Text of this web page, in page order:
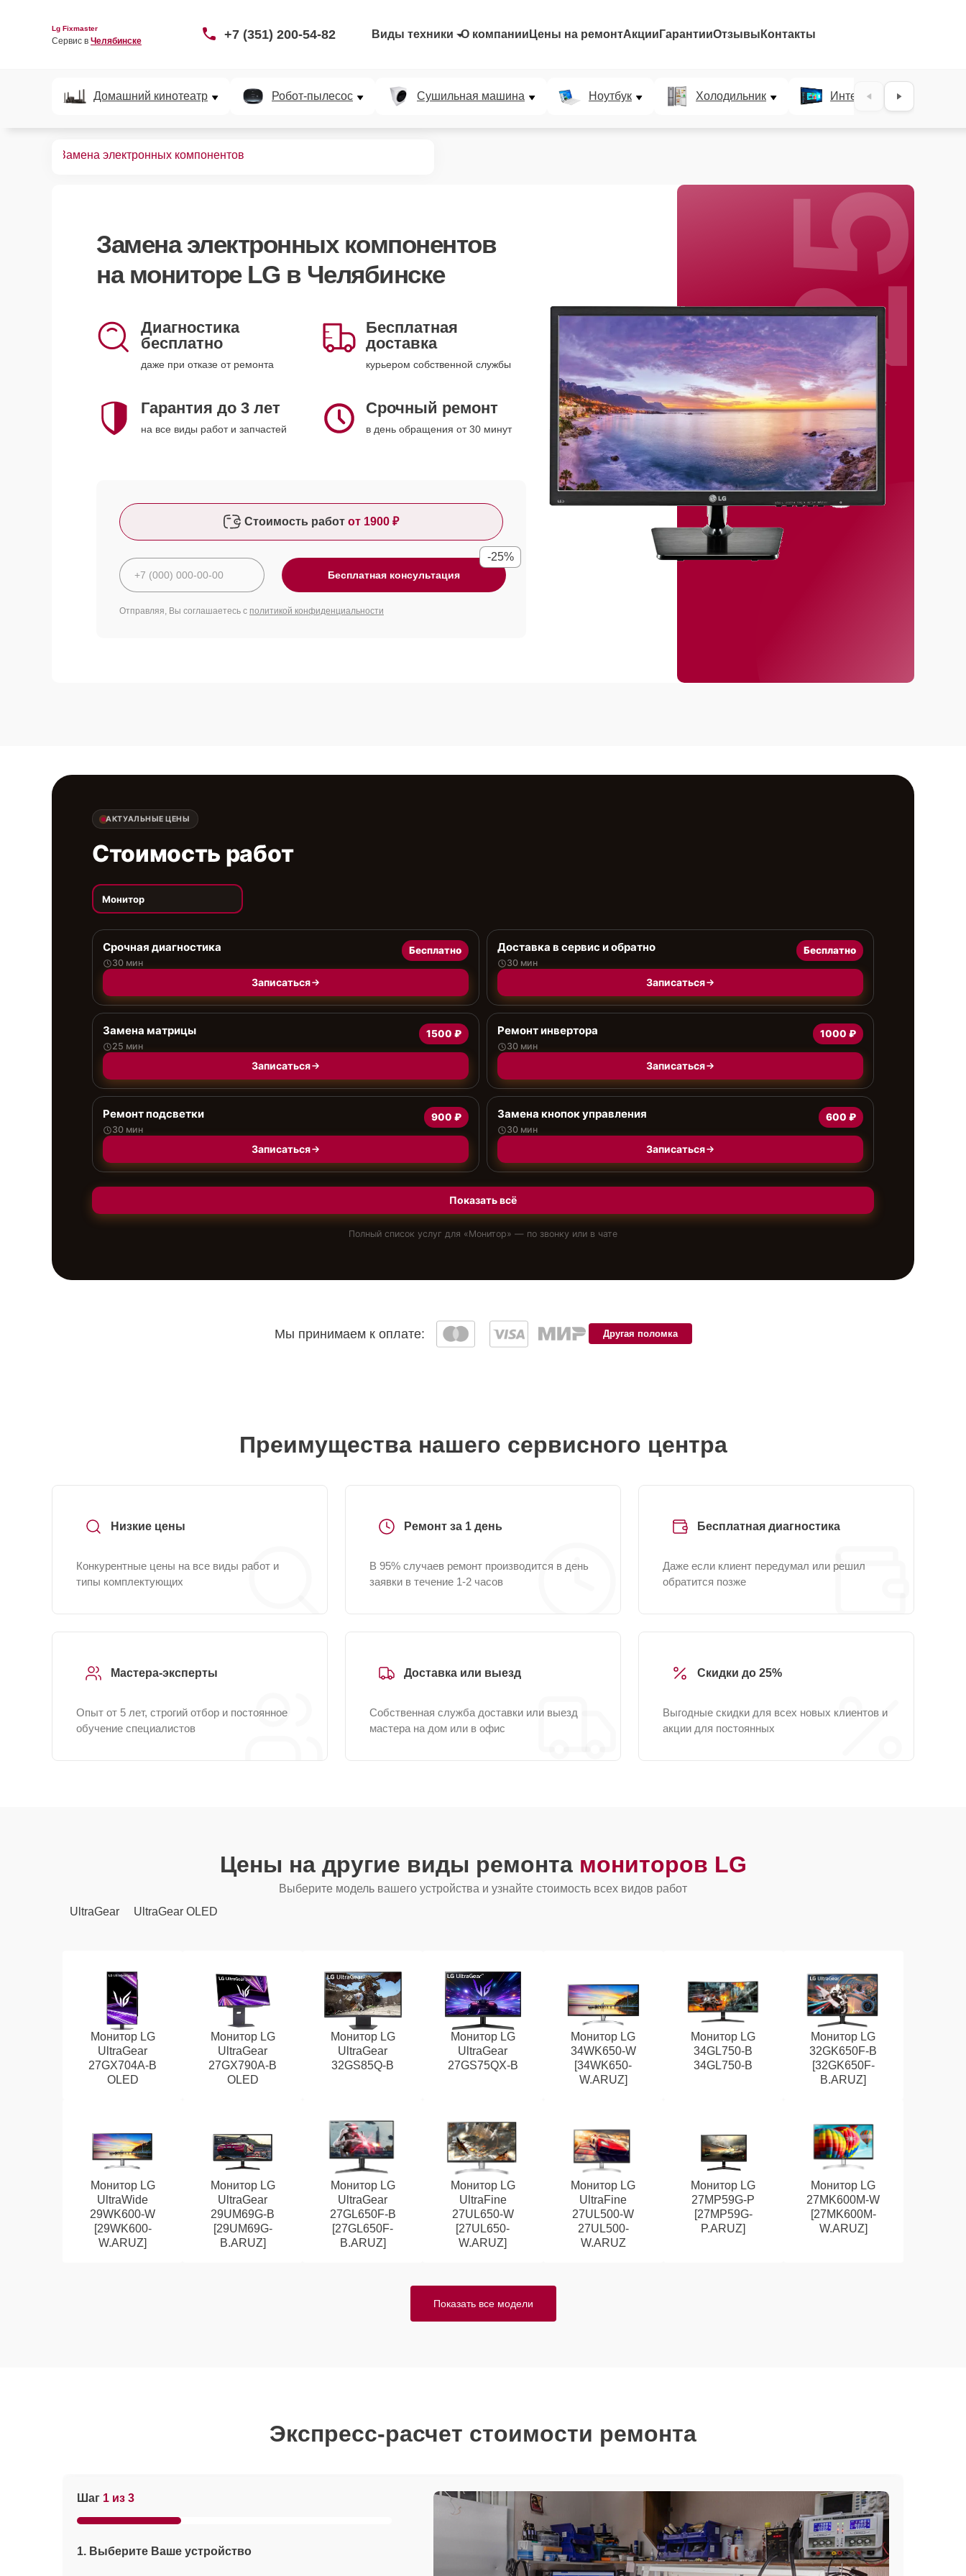
Lg Fixmaster
Сервис в Челябинске +7 (351) 200-54-82 Виды техники О компании Цены на ремонтАкции ГарантииОтзывы Контакты
Домашний кинотеатр Робот-пылесос Сушильная машина Ноутбук Холодильник Интерактивные панели
Замена электронных компонентов
Замена электронных компонентов
на мониторе LG в Челябинске
Диагностика
бесплатно
даже при отказе от ремонта
Бесплатная
доставка
курьером собственной службы
Гарантия до 3 лет
на все виды работ и запчастей
Срочный ремонт
в день обращения от 30 минут
Стоимость работ от 1900 ₽
Бесплатная консультация
-25%
Отправляя, Вы соглашаетесь с политикой конфиденциальности
25%
АКТУАЛЬНЫЕ ЦЕНЫ
Стоимость работ
Монитор
Срочная диагностика
30 мин
Бесплатно
Записаться
Доставка в сервис и обратно
30 мин
Бесплатно
Записаться
Замена матрицы
25 мин
1500 ₽
Записаться
Ремонт инвертора
30 мин
1000 ₽
Записаться
Ремонт подсветки
30 мин
900 ₽
Записаться
Замена кнопок управления
30 мин
600 ₽
Записаться
Показать всё
Полный список услуг для «Монитор» — по звонку или в чате
Мы принимаем к оплате: Другая поломка
Преимущества нашего сервисного центра
Низкие цены
Конкурентные цены на все виды работ и
типы комплектующих
Ремонт за 1 день
В 95% случаев ремонт производится в день
заявки в течение 1-2 часов
Бесплатная диагностика
Даже если клиент передумал или решил
обратится позже
Мастера-эксперты
Опыт от 5 лет, строгий отбор и постоянное
обучение специалистов
Доставка или выезд
Собственная служба доставки или выезд
мастера на дом или в офис
Скидки до 25%
Выгодные скидки для всех новых клиентов и
акции для постоянных
Цены на другие виды ремонта мониторов LG
Выберите модель вашего устройства и узнайте стоимость всех видов работ
UltraGear
UltraGear OLED
Монитор LG
UltraGear
27GX704A-B
OLED
Монитор LG
UltraGear
27GX790A-B
OLED
Монитор LG
UltraGear
32GS85Q-B
Монитор LG
UltraGear
27GS75QX-B
Монитор LG
34WK650-W
[34WK650-
W.ARUZ]
Монитор LG
34GL750-B
34GL750-B
Монитор LG
32GK650F-B
[32GK650F-
B.ARUZ]
Монитор LG
UltraWide
29WK600-W
[29WK600-
W.ARUZ]
Монитор LG
UltraGear
29UM69G-B
[29UM69G-
B.ARUZ]
Монитор LG
UltraGear
27GL650F-B
[27GL650F-
B.ARUZ]
Монитор LG
UltraFine
27UL650-W
[27UL650-
W.ARUZ]
Монитор LG
UltraFine
27UL500-W
27UL500-
W.ARUZ
Монитор LG
27MP59G-P
[27MP59G-
P.ARUZ]
Монитор LG
27MK600M-W
[27MK600M-
W.ARUZ]
Показать все модели
Экспресс-расчет стоимости ремонта
Шаг 1 из 3
1. Выберите Ваше устройство